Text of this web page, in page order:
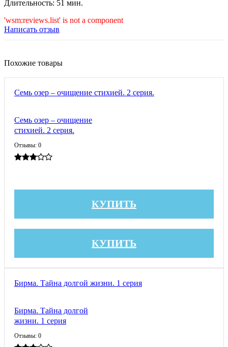
Длительность: 51 мин.
'wsm:reviews.list' is not a component
Написать отзыв
Похожие товары
Семь озер – очищение стихией. 2 серия.
Семь озер – очищение
стихией. 2 серия.
Отзывы: 0
КУПИТЬ
КУПИТЬ
Бирма. Тайна долгой жизни. 1 серия
Бирма. Тайна долгой
жизни. 1 серия
Отзывы: 0